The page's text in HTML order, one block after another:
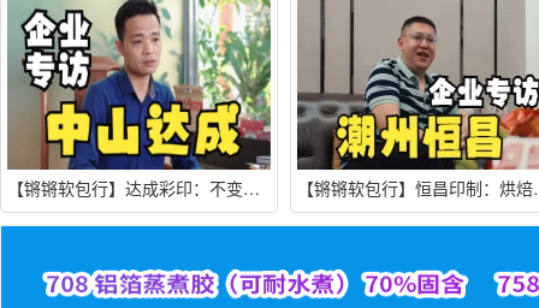
【锵锵软包行】达成彩印：不变就要被淘汰！ 【锵锵软